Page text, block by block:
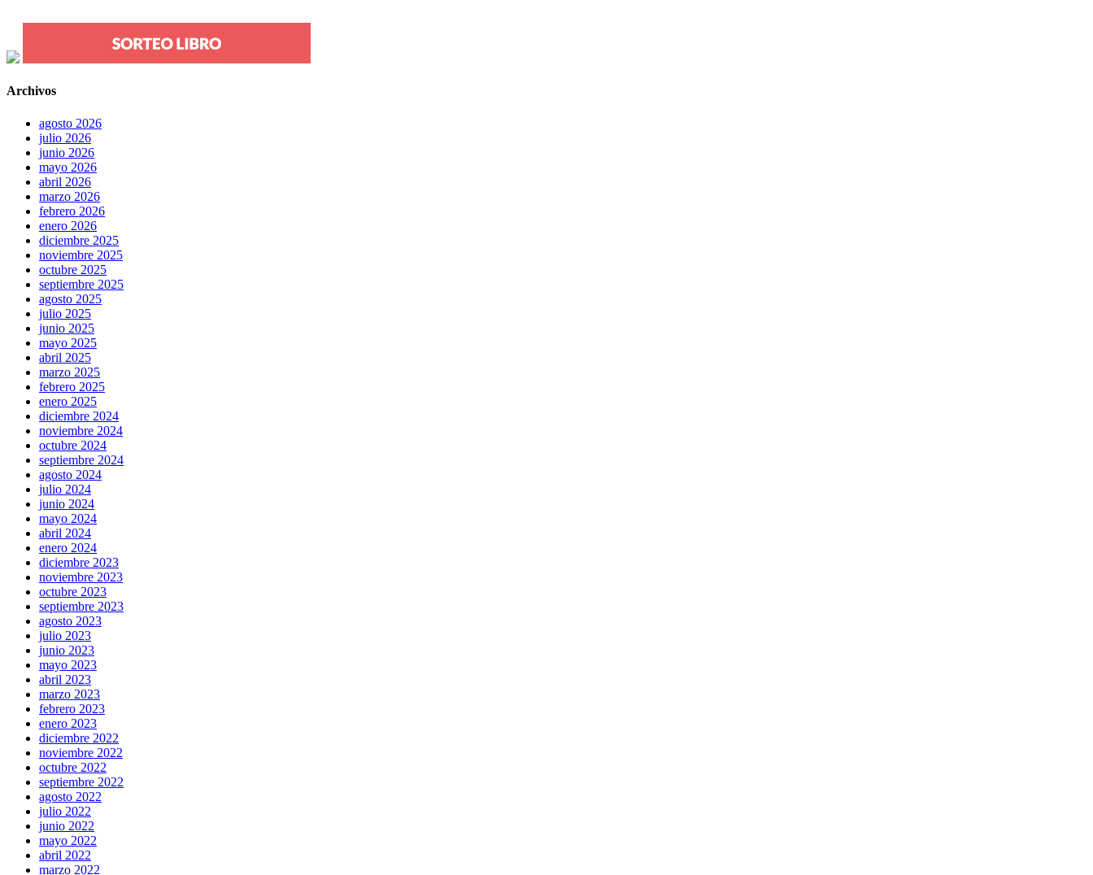
Archivos
agosto 2026
julio 2026
junio 2026
mayo 2026
abril 2026
marzo 2026
febrero 2026
enero 2026
diciembre 2025
noviembre 2025
octubre 2025
septiembre 2025
agosto 2025
julio 2025
junio 2025
mayo 2025
abril 2025
marzo 2025
febrero 2025
enero 2025
diciembre 2024
noviembre 2024
octubre 2024
septiembre 2024
agosto 2024
julio 2024
junio 2024
mayo 2024
abril 2024
enero 2024
diciembre 2023
noviembre 2023
octubre 2023
septiembre 2023
agosto 2023
julio 2023
junio 2023
mayo 2023
abril 2023
marzo 2023
febrero 2023
enero 2023
diciembre 2022
noviembre 2022
octubre 2022
septiembre 2022
agosto 2022
julio 2022
junio 2022
mayo 2022
abril 2022
marzo 2022